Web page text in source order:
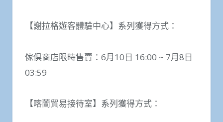
【謝拉格遊客體驗中心】系列獲得方式：
傢俱商店限時售賣：6月10日 16:00 ~ 7月8日
03:59
【喀蘭貿易接待室】系列獲得方式：